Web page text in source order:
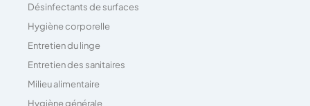
Désinfectants de surfaces
Hygiène corporelle
Entretien du linge
Entretien des sanitaires
Milieu alimentaire
Hygiène générale